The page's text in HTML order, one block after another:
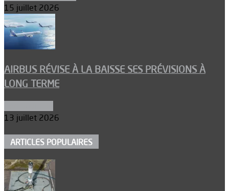
15 juillet 2026
AIRBUS RÉVISE À LA BAISSE SES PRÉVISIONS À
LONG TERME
13 juillet 2026
ARTICLES POPULAIRES